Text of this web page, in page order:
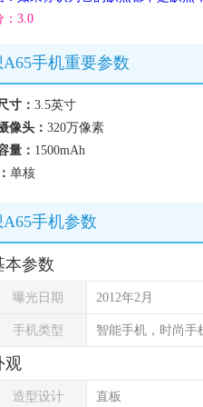
3.0
手机重要参数
寸： 3.5英寸
像头： 320万像素
量： 1500mAh
单核
手机参数
本参数
曝光日期 2012年2月
手机类型 智能手机，时尚手
观
造型设计 直板